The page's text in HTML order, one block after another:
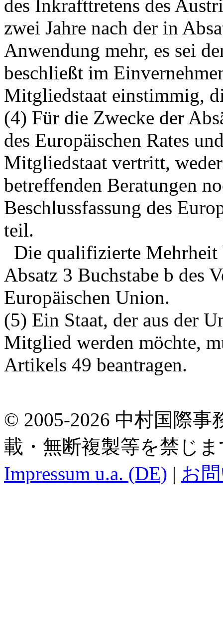
des Inkrafttretens des
zwei Jahre nach der in
Anwendung mehr, es sei
beschließt im
Mitgliedstaat einstimmig,
(4) Für die Zwecke der
des Europäischen Rates
Mitgliedstaat vertritt,
betreffenden Beratungen
Beschlussfassung des
teil.
Die qualifizierte
Absatz 3 Buchstabe b des
Europäischen Union.
(5) Ein Staat, der aus der
Mitglied werden möchte,
Artikels 49 beantragen.
© 2005-2026 中村国際事
載・無断複製等を禁じ
Impressum u.a. (DE) | お